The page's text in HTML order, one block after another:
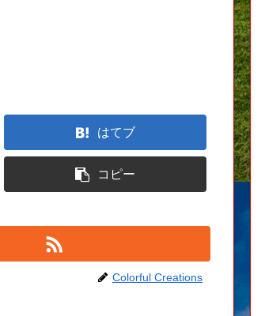
はてブ
コピー
Colorful Creations